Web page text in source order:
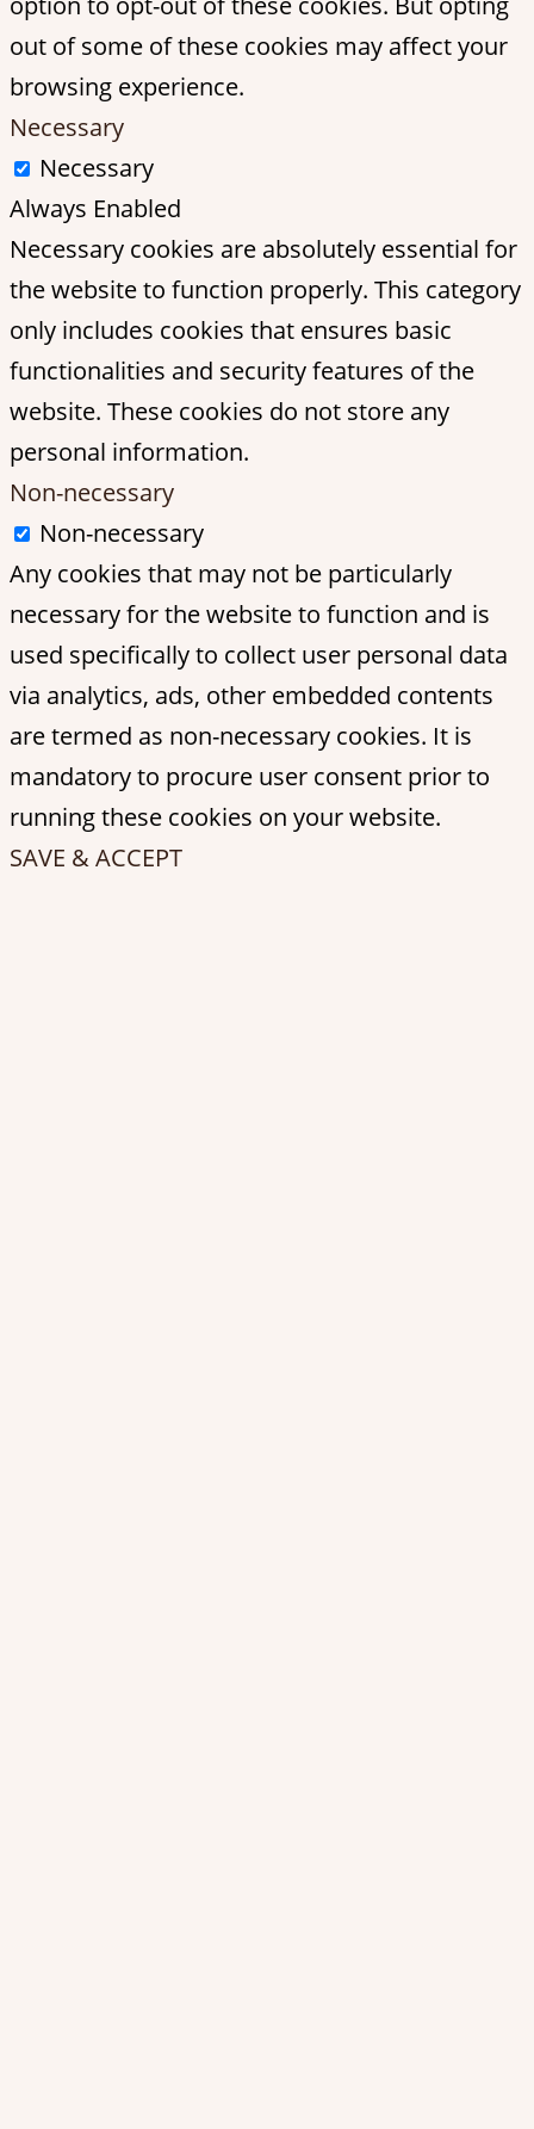
out of some of these cookies may affect your
browsing experience.
Necessary
Necessary
Always Enabled
Necessary cookies are absolutely essential for
the website to function properly. This category
only includes cookies that ensures basic
functionalities and security features of the
website. These cookies do not store any
personal information.
Non-necessary
Non-necessary
Any cookies that may not be particularly
necessary for the website to function and is
used specifically to collect user personal data
via analytics, ads, other embedded contents
are termed as non-necessary cookies. It is
mandatory to procure user consent prior to
running these cookies on your website.
SAVE & ACCEPT